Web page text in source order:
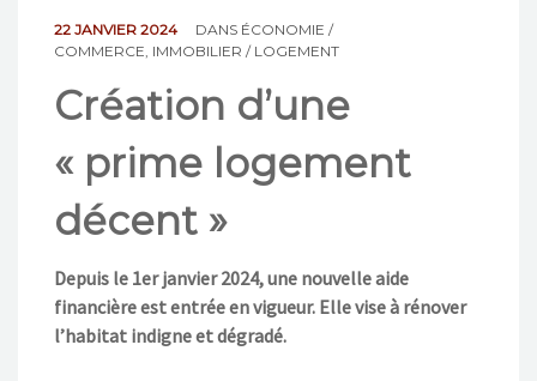
22 JANVIER 2024 DANS ÉCONOMIE /
COMMERCE IMMOBILIER / LOGEMENT
Création d’une
« prime logement
décent »
Depuis le 1er janvier 2024, une nouvelle aide
financière est entrée en vigueur. Elle vise à rénover
l’habitat indigne et dégradé.